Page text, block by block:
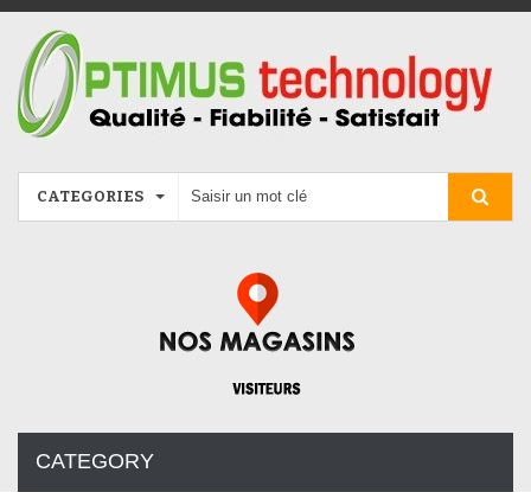
CATEGORIES
CATEGORY